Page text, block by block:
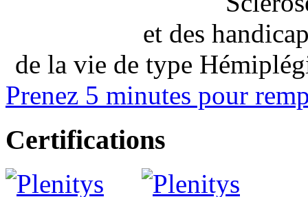
et des
de la vie de type
Prenez 5 minutes pour
Certifications